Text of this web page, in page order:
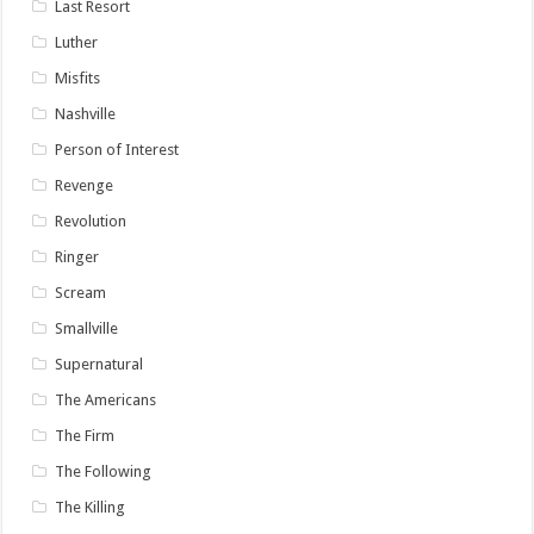
Last Resort
Luther
Misfits
Nashville
Person of Interest
Revenge
Revolution
Ringer
Scream
Smallville
Supernatural
The Americans
The Firm
The Following
The Killing